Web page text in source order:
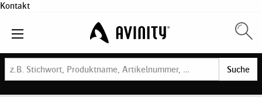
Kontakt
Suche